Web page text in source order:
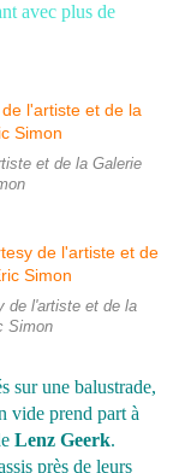
avec plus de
et de la Galerie
de l'artiste et de la
Simon
sur une balustrade,
vide prend part à
Lenz Geerk.
près de leurs